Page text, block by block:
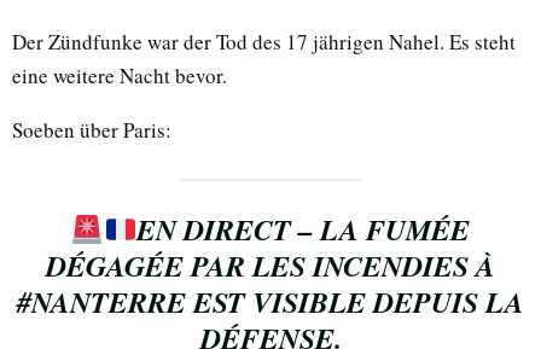
Der Zündfunke war der Tod des 17 jährigen Nahel. Es steht
eine weitere Nacht bevor.
Soeben über Paris:
EN DIRECT – LA FUMÉE
DÉGAGÉE PAR LES INCENDIES À
#NANTERREEST VISIBLE DEPUIS LA
DÉFENSE.